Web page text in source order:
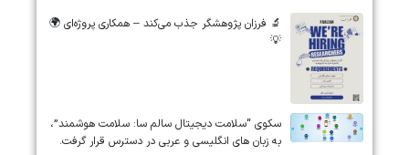
🔬 فرزان پژوهشگر جذب می‌کند – همکاری پروژه‌ای 🌍
💡
سکوی “سلامت دیجیتال سالم سا: سلامت هوشمند”،
به زبان های انگلیسی و عربی در دسترس قرار گرفت.